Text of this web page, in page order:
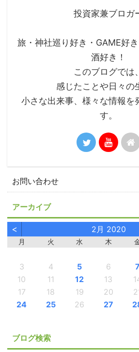
投資家兼ブロガ
旅・神社巡り好き・GAME好
酒好き！
このブログでは、
感じたことや日々の
小さな出来事、様々な情報を
す。
お問い合わせ
アーカイブ
< 2月 2020
月 火 水 木
3
4 5 6 7
10
11 12 13
17
18 19 20
24
25 26 27
ブログ検索